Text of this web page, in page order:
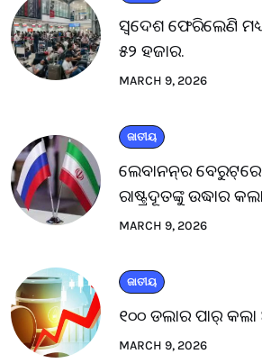
ସ୍ବଦେଶ ଫେରିଲେଣି
୫୨ ହଜାର.
MARCH 9, 2026
ଜାତୀୟ
ଲେବାନନ୍‌ର
ରାଷ୍ଟ୍ରଦୂତଙ୍କୁ ଉଦ୍ଧାର
MARCH 9, 2026
ଜାତୀୟ
୧୦୦ ଡଲାର ପାର୍
MARCH 9, 2026